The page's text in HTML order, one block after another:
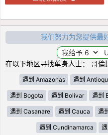
我们努力为您提供最
在以下地区寻找单身人士： 哥倫
遇到 Amazonas 遇到
遇到 Bogota 遇到 Bolívar 遇到
遇到 Casanare 遇到 Cauca 遇
遇到 Cundinamarca